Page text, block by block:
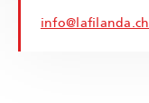
info@lafilanda.ch